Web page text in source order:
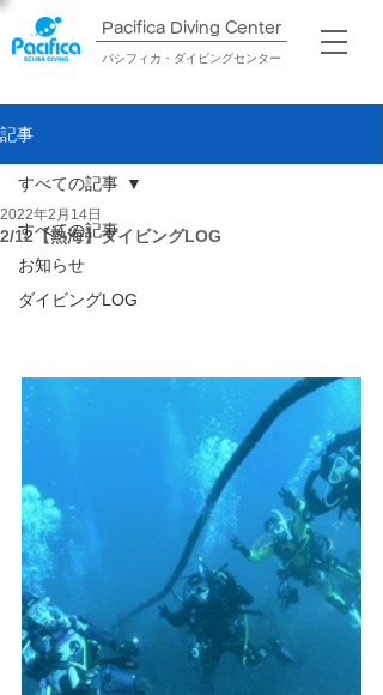
Pacifica Diving Center​
パシフィカ・ダイビングセンター
記事
すべての記事
お知らせ
ダイビングLOG
すべての記事
2/12【熱海】ダイビングLOG
2022年2月14日